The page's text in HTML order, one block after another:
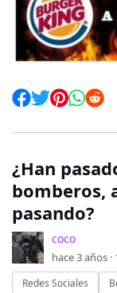
¿Han
bomberos,
pasando?
coco
hace 3 años ·
Redes Sociales